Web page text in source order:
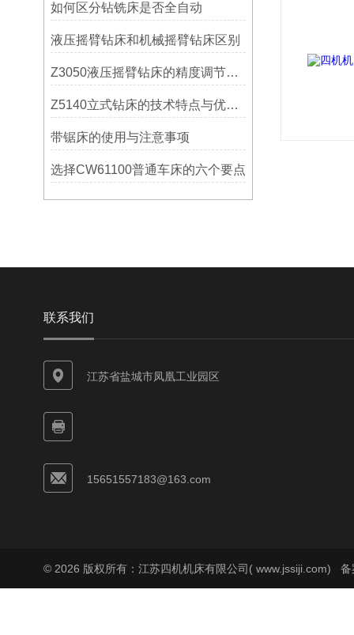
如何区分钻铣床是否全自动
液压摇臂钻床和机械摇臂钻床区别
Z3050液压摇臂钻床的精度调节与稳定性提升
Z5140立式钻床的技术特点与优势分析
带锯床的使用与注意事项
选择CW61100普通车床的六个要点
联系我们
江苏省盐城市凤凰工业园区
15651557183@163.com
© 2026 版权所有：江苏四机机床有限公司( www.jssiji.com) 备